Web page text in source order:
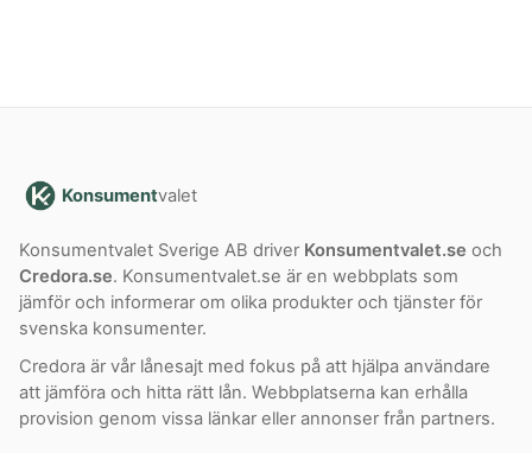
Konsumentvalet
Konsumentvalet Sverige AB driver Konsumentvalet.se och
Credora.se. Konsumentvalet.se är en webbplats som
jämför och informerar om olika produkter och tjänster för
svenska konsumenter.
Credora är vår lånesajt med fokus på att hjälpa användare
att jämföra och hitta rätt lån. Webbplatserna kan erhålla
provision genom vissa länkar eller annonser från partners.